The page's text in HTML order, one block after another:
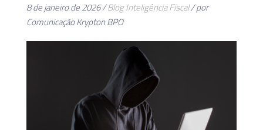
8 de janeiro de 2026 /BlogInteligência Fiscal/ por
Comunicação Krypton BPO